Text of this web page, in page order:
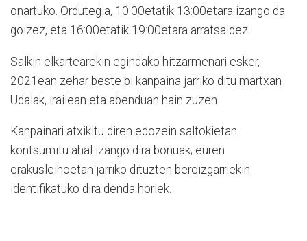
onartuko. Ordutegia, 10:00etatik 13:00etara izango da
goizez, eta 16:00etatik 19:00etara arratsaldez.
Salkin elkartearekin egindako hitzarmenari esker,
2021ean zehar beste bi kanpaina jarriko ditu martxan
Udalak, irailean eta abenduan hain zuzen.
Kanpainari atxikitu diren edozein saltokietan
kontsumitu ahal izango dira bonuak; euren
erakusleihoetan jarriko dituzten bereizgarriekin
identifikatuko dira denda horiek.